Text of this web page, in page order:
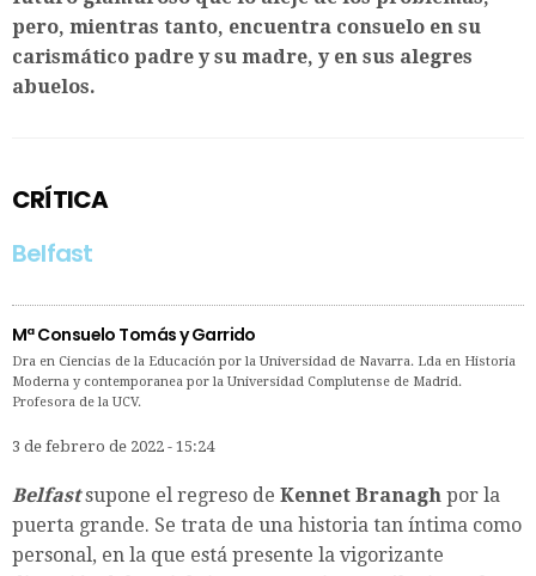
pero, mientras tanto, encuentra consuelo en su
carismático padre y su madre, y en sus alegres
abuelos.
CRÍTICA
Belfast
Mª Consuelo Tomás y Garrido
Dra en Ciencias de la Educación por la Universidad de Navarra. Lda en Historia
Moderna y contemporanea por la Universidad Complutense de Madrid.
Profesora de la UCV.
3 de febrero de 2022 - 15:24
Belfastsupone el regreso de Kennet Branagh por la
puerta grande. Se trata de una historia tan íntima como
personal, en la que está presente la vigorizante